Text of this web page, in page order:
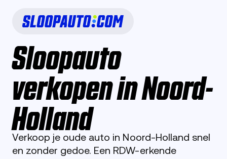
Sloopauto
verkopen in Noord-
Holland
Verkoop je oude auto in Noord-Holland snel
en zonder gedoe. Een RDW-erkende